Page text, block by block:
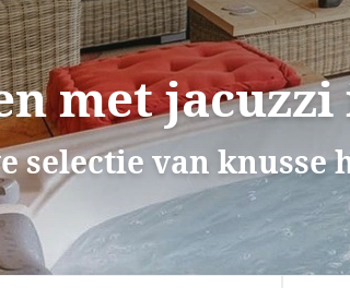
met jacuzzi
selectie van